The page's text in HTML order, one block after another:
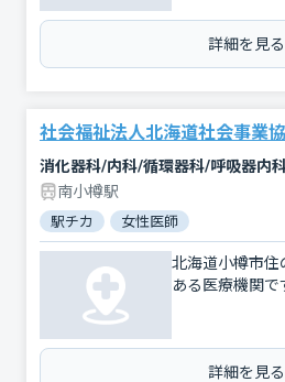
詳細を見る
社会福祉法人北海道社会事業
南小樽駅
駅チカ 女性医師
北海道小樽市住
ある医療機関で
詳細を見る